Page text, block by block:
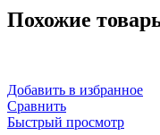
Sabbia
Похожие
Добавить в избранное
Сравнить
Быстрый просмотр